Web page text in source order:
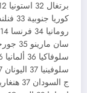
برتغال 32 استونيا 12
كوريا جنوبية 33 فنلندة 13
رومانيا 34 فرنسا 14
سان مارينو 35 جورجيا 15
سلوفاكيا 36 ألمانيا 16
سلوفينيا 37 اليونان 17
ج السودان 37 هنغاريا 18